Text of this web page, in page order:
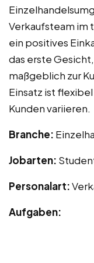
Verkaufsteam im
ein positives
das erste
maßgeblich zur
Einsatz ist
Kunden variieren.
Branche:
Jobarten:
Personalart:
Aufgaben: